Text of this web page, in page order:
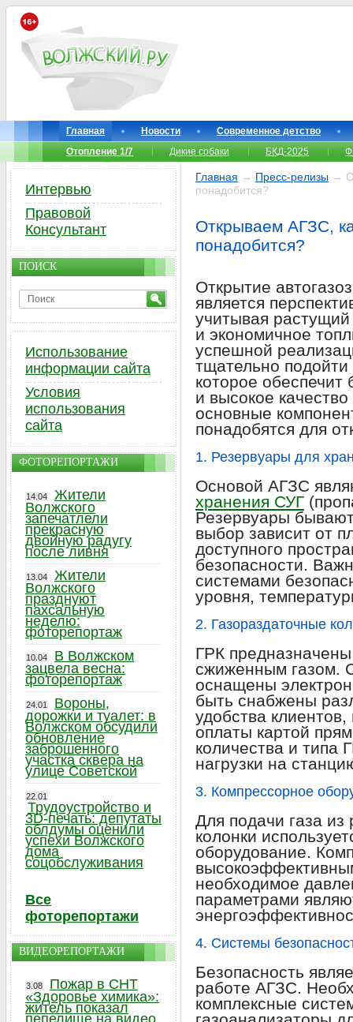
Главная Новости
Современное детство
Отопление 1/7
Дикие собаки БКД-2025
Главная → Пресс-релизы →
понадобится?
Открываем АГЗС,
понадобится?
Открытие
является
учитывая растущий
и экономичное
успешной
тщательно
которое обеспечит
и высокое
основные
понадобятся для
1. Резервуары для
Основой АГЗС
хранения СУГ
Резервуары
выбор зависит от
доступного
безопасности.
системами
уровня,
2. Газораздаточные
ГРК
сжиженным газом.
оснащены
быть снабжены
удобства
оплаты картой
количества и типа
нагрузки на
3. Компрессорное
Для подачи газа из
колонки
оборудование.
необходимое
параметрами
4. Системы
Безопасность
работе АГЗС.
комплексные
Интервью
Правовой
Консультант
ПОИСК
Использование
информации сайта
Условия
использования
сайта
ФОТОРЕПОРТАЖИ
14.04
Жители
Волжского
запечатлели
прекрасную
двойную радугу
после ливня
13.04
Жители
Волжского
празднуют
пахсальную
неделю:
фоторепортаж
10.04
В Волжском
зацвела весна:
фоторепортаж
24.01
Вороны,
дорожки и туалет: в
Волжском обсудили
обновление
заброшенного
участка сквера на
улице Советской
22.01
Трудоустройство и
3D-печать: депутаты
облдумы оценили
успехи Волжского
дома
соцобслуживания
Все
фоторепортажи
ВИДЕОРЕПОРТАЖИ
3.08
Пожар в СНТ
«Здоровье химика»:
житель показал
пепелище на видео